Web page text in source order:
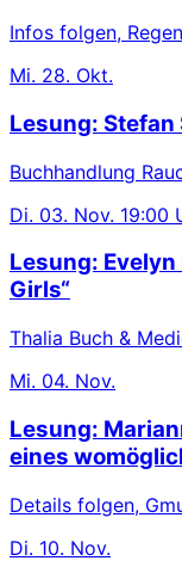
Infos folgen,
Mi. 28. Okt.
Lesung: Stefan
Buchhandlung
Di. 03. Nov. 19:00
Lesung:
Girls“
Thalia Buch &
Mi. 04. Nov.
Lesung:
eines
Details folgen,
Di. 10. Nov.